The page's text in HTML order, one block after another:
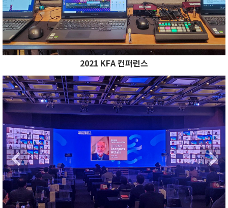
2021 KFA 컨퍼런스
Previous
Previous